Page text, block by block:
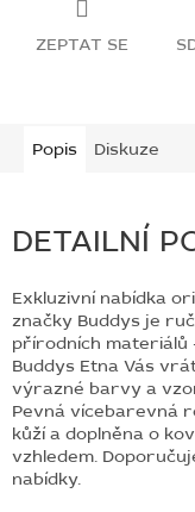
ZEPTAT SE
Popis Diskuze
DETAILNÍ
Exkluzivní nabídka
značky Buddys je
přírodních materiálů
Buddys Etna Vás
výrazné barvy a
Pevná vícebarevná
kůží a doplněna o
vzhledem.
nabídky.